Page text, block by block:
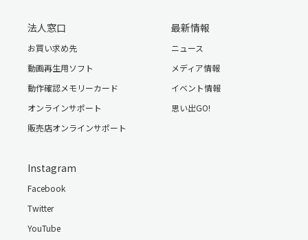
法人窓口
お買い求め先
動画再生用ソフト
動作確認メモリーカード
オンラインサポート
販売店オンラインサポート
最新情報
ニュース
メディア情報
イベント情報
思い出GO!
Instagram
Facebook
Twitter
YouTube